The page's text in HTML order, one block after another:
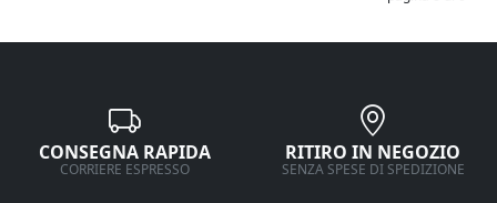
CONSEGNA RAPIDA
CORRIERE ESPRESSO
RITIRO IN NEGOZIO
SENZA SPESE DI SPEDIZIONE